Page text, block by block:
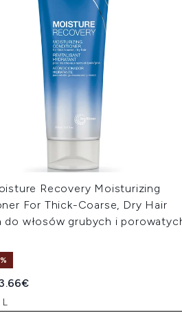
Recovery Moisturizing
For Thick-Coarse, Dry Hair
do włosów grubych i
cena detaliczna:
cena:
L